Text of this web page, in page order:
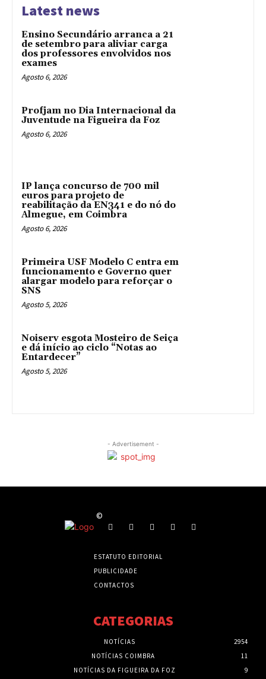
Latest news
Ensino Secundário arranca a 21
de setembro para aliviar carga
dos professores envolvidos nos
exames
Agosto 6, 2026
Profjam no Dia Internacional da
Juventude na Figueira da Foz
Agosto 6, 2026
IP lança concurso de 700 mil
euros para projeto de
reabilitação da EN341 e do nó do
Almegue, em Coimbra
Agosto 6, 2026
Primeira USF Modelo C entra em
funcionamento e Governo quer
alargar modelo para reforçar o
SNS
Agosto 5, 2026
Noiserv esgota Mosteiro de Seiça
e dá início ao ciclo “Notas ao
Entardecer”
Agosto 5, 2026
- Advertisement -
©
ESTATUTO EDITORIAL
PUBLICIDADE
CONTACTOS
CATEGORIAS
NOTÍCIAS
2954
NOTÍCIAS COIMBRA
11
NOTÍCIAS DA FIGUEIRA DA FOZ
9